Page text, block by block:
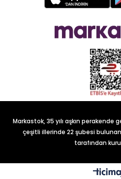
Markastok, 35 yılı aşkın perakende
çeşitli illerinde 22 şubesi
tarafından